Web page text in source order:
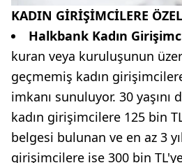
KADIN GİRİŞİMCİLERE
Halkbank Kadın
kuran veya kuruluşunun
geçmemiş kadın
imkanı sunuluyor. 30 yaşını
kadın girişimcilere 125 bin
belgesi bulunan ve en az 3
girişimcilere ise 300 bin